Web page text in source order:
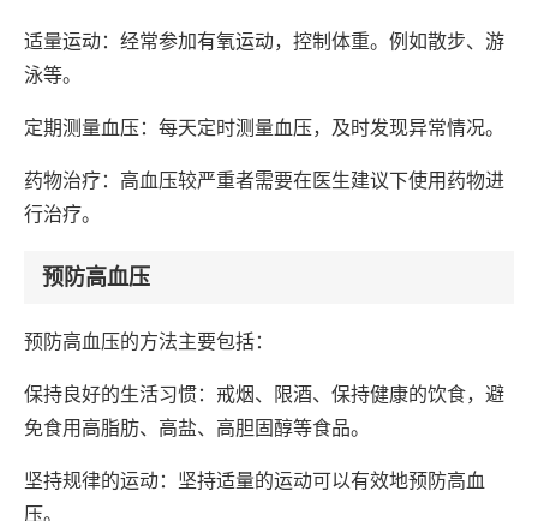
适量运动：经常参加有氧运动，控制体重。例如散步、游
泳等。
定期测量血压：每天定时测量血压，及时发现异常情况。
药物治疗：高血压较严重者需要在医生建议下使用药物进
行治疗。
预防高血压
预防高血压的方法主要包括：
保持良好的生活习惯：戒烟、限酒、保持健康的饮食，避
免食用高脂肪、高盐、高胆固醇等食品。
坚持规律的运动：坚持适量的运动可以有效地预防高血
压。